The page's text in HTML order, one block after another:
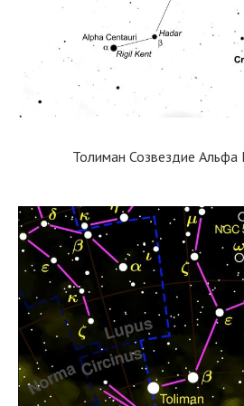
Толиман Созвездие Альфа